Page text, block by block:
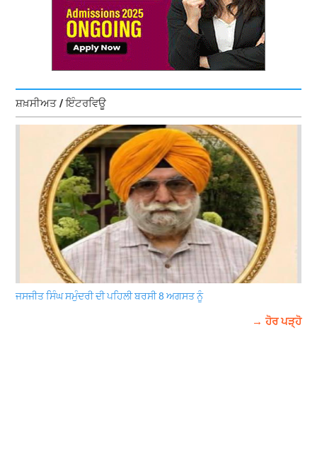
ਸ਼ਖ਼ਸੀਅਤ / ਇੰਟਰਵਿਊ
ਜਸਜੀਤ ਸਿੰਘ ਸਮੁੰਦਰੀ ਦੀ ਪਹਿਲੀ ਬਰਸੀ 8 ਅਗਸਤ ਨੂੰ
→ ਹੋਰ ਪੜ੍ਹੋ